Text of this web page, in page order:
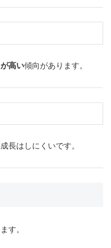
高い傾向があります。
長はしにくいです。
す。